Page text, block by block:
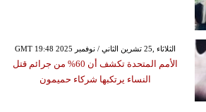
GMT 19:48 2025 الثلاثاء ,25 تشرين الثاني / نوفمبر
الأمم المتحدة تكشف أن 60% من جرائم قتل
النساء يرتكبها شركاء حميمون